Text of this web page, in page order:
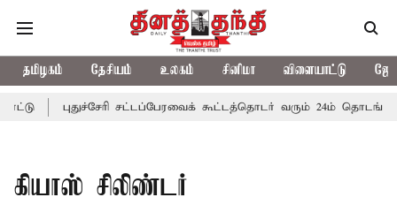
தமிழகம் தேசியம் உலகம் சினிமா விளையாட்டு
புதுச்சேரி சட்டப்பேரவைக் கூட்டத்தொடர் வரும் 24ம் தொடங்கும்
கியாஸ் சிலிண்டர்